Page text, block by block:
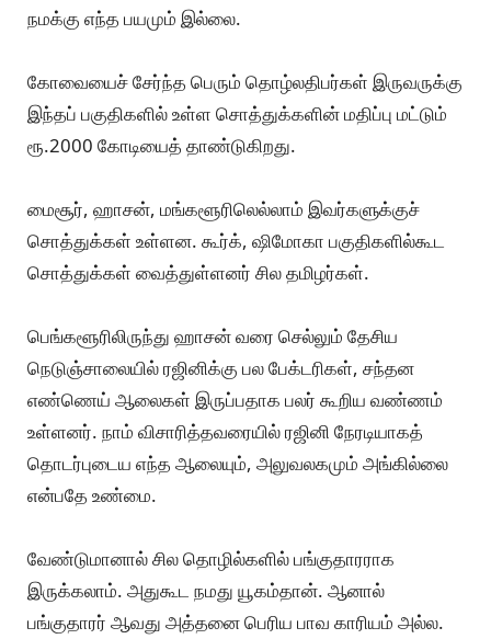
நமக்கு எந்த பயமும் இல்லை.
கோவையைச் சேர்ந்த பெரும் தொழ்லதிபர்கள் இருவருக்கு
இந்தப் பகுதிகளில் உள்ள சொத்துக்களின் மதிப்பு மட்டும்
ரூ.2000 கோடியைத் தாண்டுகிறது.
மைசூர், ஹாசன், மங்களூரிலெல்லாம் இவர்களுக்குச்
சொத்துக்கள் உள்ளன. கூர்க், ஷிமோகா பகுதிகளில்கூட
சொத்துக்கள் வைத்துள்ளனர் சில தமிழர்கள்.
பெங்களூரிலிருந்து ஹாசன் வரை செல்லும் தேசிய
நெடுஞ்சாலையில் ரஜினிக்கு பல பேக்டரிகள், சந்தன
எண்ணெய் ஆலைகள் இருப்பதாக பலர் கூறிய வண்ணம்
உள்ளனர். நாம் விசாரித்தவரையில் ரஜினி நேரடியாகத்
தொடர்புடைய எந்த ஆலையும், அலுவலகமும் அங்கில்லை
என்பதே உண்மை.
வேண்டுமானால் சில தொழில்களில் பங்குதாரராக
இருக்கலாம். அதுகூட நமது யூகம்தான். ஆனால்
பங்குதாரர் ஆவது அத்தனை பெரிய பாவ காரியம் அல்ல.